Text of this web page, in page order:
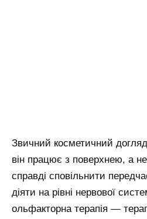
Звичний косметичний
він працює з поверхнею, а
справді сповільнити
діяти на рівні нервової
ольфакторна терапія —